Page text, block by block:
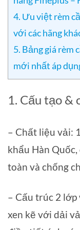
4. Ưu việt rèm
với các hãng
5. Bảng giá rèm
mới nhất áp
1. Cấu tạo &
– Chất liệu vải:
khẩu Hàn
toàn và chống
– Cấu trúc 2 lớp
xen kẽ với dải